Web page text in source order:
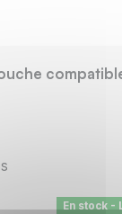
En stock -